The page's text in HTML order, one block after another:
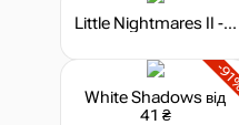
Little Nightmares II - TV Edition
-
White Shadows від
41 ₴